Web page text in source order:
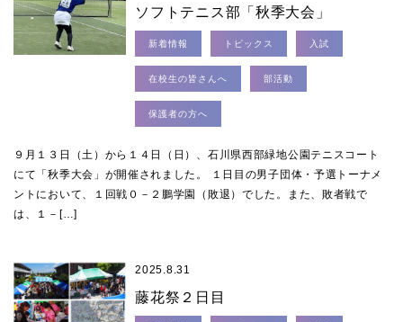
ソフトテニス部「秋季大会」
新着情報 トピックス 入試
在校生の皆さんへ 部活動
保護者の方へ
９月１３日（土）から１４日（日）、石川県西部緑地公園テニスコート
にて「秋季大会」が開催されました。 １日目の男子団体・予選トーナメ
ントにおいて、１回戦０－２鵬学園（敗退）でした。また、敗者戦で
は、１－[…]
2025.8.31
藤花祭２日目